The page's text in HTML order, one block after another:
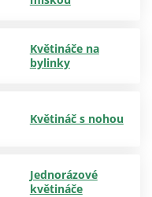
Květináče na
bylinky
Květináč s nohou
Jednorázové
květináče